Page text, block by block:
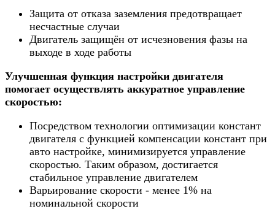
Защита от отказа заземления предотвращает
несчастные случаи
Двигатель защищён от исчезновения фазы на
выходе в ходе работы
Улучшенная функция настройки двигателя
помогает осуществлять аккуратное управление
скоростью:
Посредством технологии оптимизации констант
двигателя с функцией компенсации констант при
авто настройке, минимизируется управление
скоростью. Таким образом, достигается
стабильное управление двигателем
Варьирование скорости - менее 1% на
номинальной скорости